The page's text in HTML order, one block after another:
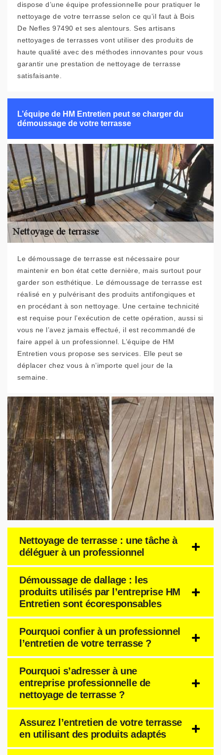
dispose d’une équipe professionnelle pour pratiquer le
nettoyage de votre terrasse selon ce qu’il faut à Bois
De Nefles 97490 et ses alentours. Ses artisans
nettoyages de terrasses vont utiliser des produits de
haute qualité avec des méthodes innovantes pour vous
garantir une prestation de nettoyage de terrasse
satisfaisante.
L’équipe de HM Entretien peut se charger du
démoussage de votre terrasse
Le démoussage de terrasse est nécessaire pour
maintenir en bon état cette dernière, mais surtout pour
garder son esthétique. Le démoussage de terrasse est
réalisé en y pulvérisant des produits antifongiques et
en procédant à son nettoyage. Une certaine technicité
est requise pour l’exécution de cette opération, aussi si
vous ne l’avez jamais effectué, il est recommandé de
faire appel à un professionnel. L’équipe de HM
Entretien vous propose ses services. Elle peut se
déplacer chez vous à n’importe quel jour de la
semaine.
Nettoyage de terrasse : une tâche à
déléguer à un professionnel
Démoussage de dallage : les
produits utilisés par l’entreprise HM
Entretien sont écoresponsables
Pourquoi confier à un professionnel
l’entretien de votre terrasse ?
Pourquoi s’adresser à une
entreprise professionnelle de
nettoyage de terrasse ?
Assurez l’entretien de votre terrasse
en utilisant des produits adaptés